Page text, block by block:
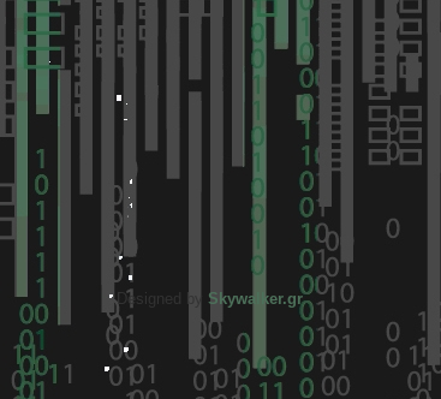
Designed by Skywalker.gr